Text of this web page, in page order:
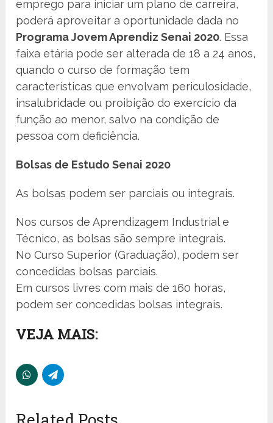
emprego para iniciar um plano de carreira,
poderá aproveitar a oportunidade dada no
Programa Jovem Aprendiz Senai 2020. Essa
faixa etária pode ser alterada de 18 a 24 anos,
quando o curso de formação tem
características que envolvam periculosidade,
insalubridade ou proibição do exercício da
função ao menor, salvo na condição de
pessoa com deficiência.
Bolsas de Estudo Senai 2020
As bolsas podem ser parciais ou integrais.
Nos cursos de Aprendizagem Industrial e
Técnico, as bolsas são sempre integrais.
No Curso Superior (Graduação), podem ser
concedidas bolsas parciais.
Em cursos livres com mais de 160 horas,
podem ser concedidas bolsas integrais.
VEJA MAIS: